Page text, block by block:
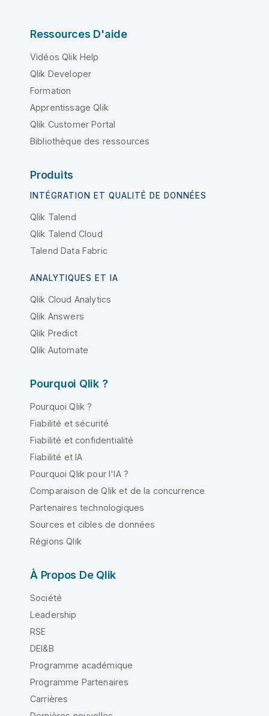
Ressources D'aide
Vidéos Qlik Help
Qlik Developer
Formation
Apprentissage Qlik
Qlik Customer Portal
Bibliothèque des ressources
Produits
INTÉGRATION ET QUALITÉ DE DONNÉES
Qlik Talend
Qlik Talend Cloud
Talend Data Fabric
ANALYTIQUES ET IA
Qlik Cloud Analytics
Qlik Answers
Qlik Predict
Qlik Automate
Pourquoi Qlik ?
Pourquoi Qlik ?
Fiabilité et sécurité
Fiabilité et confidentialité
Fiabilité et IA
Pourquoi Qlik pour l'IA ?
Comparaison de Qlik et de la concurrence
Partenaires technologiques
Sources et cibles de données
Régions Qlik
À Propos De Qlik
Société
Leadership
RSE
DEI&B
Programme académique
Programme Partenaires
Carrières